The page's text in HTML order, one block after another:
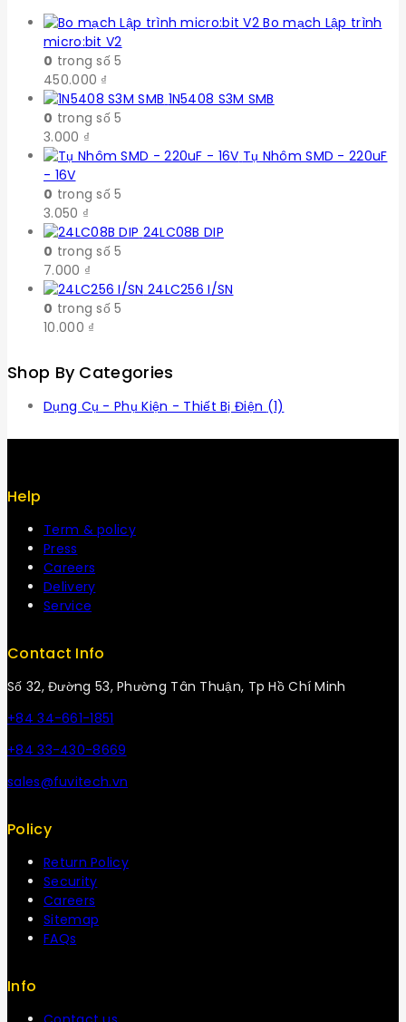
Bo mạch Lập trình
micro:bit V2
0 trong số 5
450.000 ₫
1N5408 S3M SMB
0 trong số 5
3.000 ₫
Tụ Nhôm SMD - 220uF
- 16V
0 trong số 5
3.050 ₫
24LC08B DIP
0 trong số 5
7.000 ₫
24LC256 I/SN
0 trong số 5
10.000 ₫
Shop By Categories
Dụng Cụ - Phụ Kiện - Thiết Bị Điện (1)
Help
Term & policy
Press
Careers
Delivery
Service
Contact Info
Số 32, Đường 53, Phường Tân Thuận, Tp Hồ Chí Minh
+84 34-661-1851
+84 33-430-8669
sales@fuvitech.vn
Policy
Return Policy
Security
Careers
Sitemap
FAQs
Info